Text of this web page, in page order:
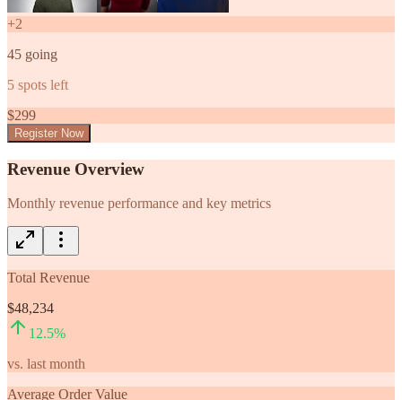
+2
45 going
5 spots left
$299
Register Now
Revenue Overview
Monthly revenue performance and key metrics
Total Revenue
$48,234
12.5%
vs. last month
Average Order Value